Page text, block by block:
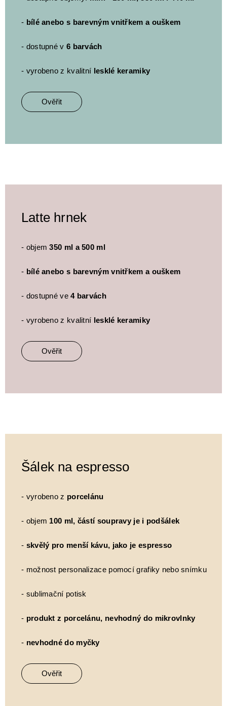
- bílé anebo s barevným vnitřkem a ouškem
- dostupné v 6 barvách
- vyrobeno z kvalitní lesklé keramiky
Ověřit
Latte hrnek
- objem350 ml a 500 ml
- bílé anebo s barevným vnitřkem a ouškem
- dostupné ve4 barvách
- vyrobeno z kvalitní lesklé keramiky
Ověřit
Šálek na espresso
- vyrobeno z porcelánu
- objem 100 ml, částí soupravy je i podšálek
- skvělý pro menší kávu, jako je espresso
- možnost personalizace pomocí grafiky nebo snímku
- sublimační potisk
- produkt z porcelánu, nevhodný do mikrovlnky
- nevhodné do myčky
Ověřit